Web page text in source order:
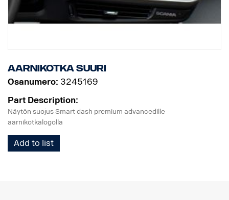
liitännän ansiosta yksikkö on aina käyttövalmis, mikä vähentää
seisokkiaikaa ja pitää kuorma-auton liikenteessä.
SCANIAlle ja joka tekee jokaisesta matkasta turvallisen ja
suoraviivaisen.
Aarnikotka suuri
Osanumero: 3245169
Part Description:
Näytön suojus Smart dash premium advancedille
aarnikotkalogolla
Add to list